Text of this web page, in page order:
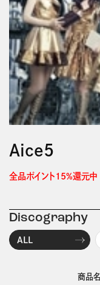
Aice5
全品ポイント15%還元
Discography
ALL
商品